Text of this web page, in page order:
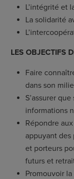
L’intégrité et
La solidarité
LES OBJECTIFS
Faire
dans son
S’assurer
informations
Répondre
appuyant
et porteurs
futurs et
Promouvoir